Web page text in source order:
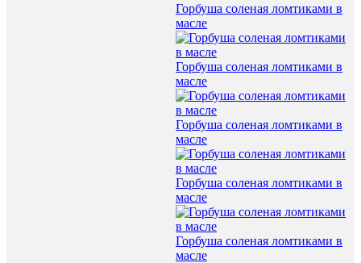
Горбуша соленая ломтиками в
масле
Горбуша соленая ломтиками в
масле
Горбуша соленая ломтиками в
масле
Горбуша соленая ломтиками в
масле
Горбуша соленая ломтиками в
масле